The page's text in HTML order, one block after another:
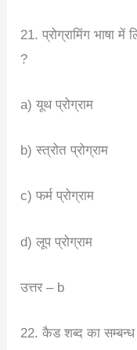
21. प्रोग्रामिंग भाषा
?
a) यूथ प्रोग्राम
b) स्त्रोत प्रोग्राम
c) फर्म प्रोग्राम
d) लूप प्रोग्राम
उत्तर – b
22. कैड शब्द का